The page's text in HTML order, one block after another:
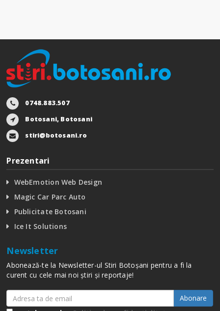
0748.883.507
Botosani, Botosani
stiri@botosani.ro
Prezentari
WebEmotion Web Design
Magic Car Parc Auto
Publicitate Botosani
Ice It Solutions
Newsletter
Abonează-te la Newsletter-ul Stiri Botoșani pentru a fi la
curent cu cele mai noi știri și reportaje!
Abonare